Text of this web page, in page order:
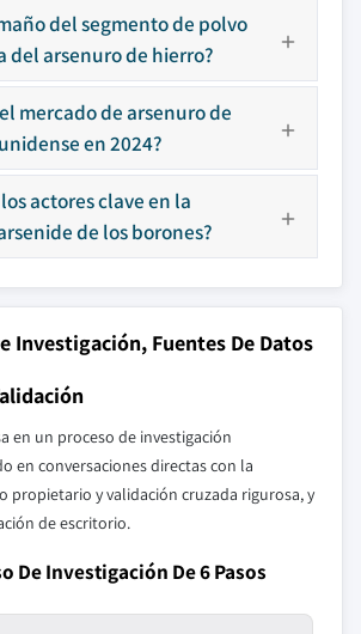
del segmento de polvo
del arsenuro de hierro?
mercado de arsenuro de
en 2024?
actores clave en la
de los borones?
Investigación, Fuentes De Datos
en un proceso de investigación
en conversaciones directas con la
propietario y validación cruzada rigurosa, y
de escritorio.
De Investigación De 6 Pasos